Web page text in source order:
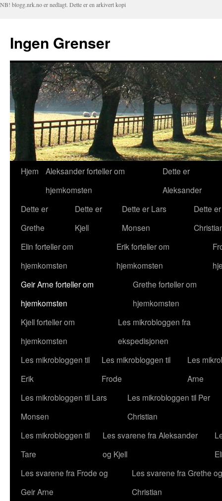
NB! blogg.nrk.no er nedlagt. Dette er en arkivert kopi
Ingen Grenser
Hopp
innhold
Hjem
Aleksander forteller om
hjemkomsten
Dette er
Aleksander
Dette er
Grethe
Dette er
Kjell
Dette er Lars
Monsen
Dette
Elin forteller om
hjemkomsten
Erik forteller om
hjemkomsten
Geir Arne forteller om
hjemkomsten
Grethe forteller om
hjemkomsten
Kjell forteller om
hjemkomsten
Les mikrobloggen fra
ekspedisjonen
Les mikrobloggen til
Erik
Les mikrobloggen til
Frode
Les
Arne
Les mikrobloggen til Lars
Monsen
Les mikrobloggen til Per
Christian
Les mikrobloggen til
Tare
Les svarene fra Aleksander
og Kjell
Les svarene fra Frode og
Geir Arne
Les svarene fra Grethe
Christian